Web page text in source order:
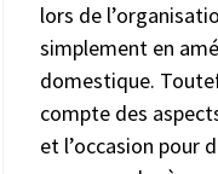
lors de
simplement en
domestique.
compte des
et l’occasion pour